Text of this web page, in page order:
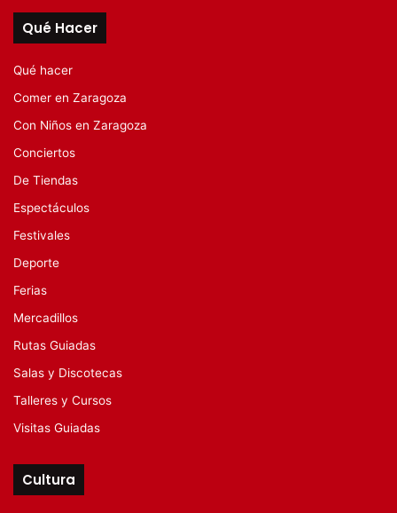
Qué Hacer
Qué hacer
Comer en Zaragoza
Con Niños en Zaragoza
Conciertos
De Tiendas
Espectáculos
Festivales
Deporte
Ferias
Mercadillos
Rutas Guiadas
Salas y Discotecas
Talleres y Cursos
Visitas Guiadas
Cultura